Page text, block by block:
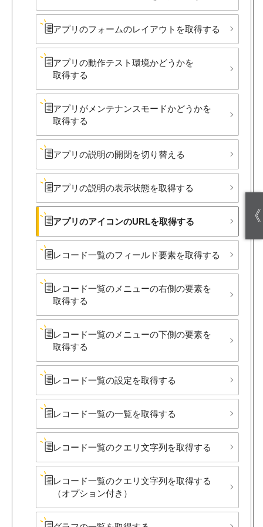
アプリの​フォームの​レイアウトを​取得する
アプリの​動作テスト環境か​どうかを​
取得する
アプリが​メンテナンスモードか​どうかを​
取得する
アプリの​説明の​開閉を​切り​替える
アプリの​説明の​表示状態を​取得する
アプリの​アイコンの​URLを​取得する
レコード一覧の​フィールド要素を​取得する
レコード一覧の​メニューの​右側の​要素を​
取得する
レコード一覧の​メニューの​下側の​要素を​
取得する
レコード一覧の​設定を​取得する
レコード一覧の​一覧を​取得する
レコード一覧の​クエリ文字列を​取得する
レコード一覧の​クエリ文字列を​取得する​
（オプション付き）
《